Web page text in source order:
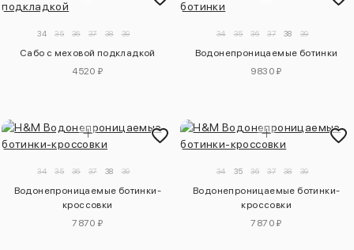
34 35 36 37 38 39
Сабо с меховой подкладкой
4520 ₽
34 35 36 37 38 39
Водонепроницаемые ботинки
9830 ₽
34 35 36 37 38 39
Водонепроницаемые ботинки-
кроссовки
7870 ₽
34 35 36 37 38 39
Водонепроницаемые ботинки-
кроссовки
7870 ₽